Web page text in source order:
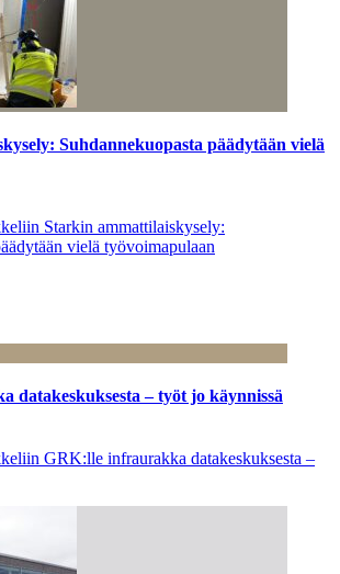
Suhdannekuopasta päädytään vielä
Starkin ammattilaiskysely:
vielä työvoimapulaan
datakeskuksesta – työt jo käynnissä
GRK:lle infraurakka datakeskuksesta –